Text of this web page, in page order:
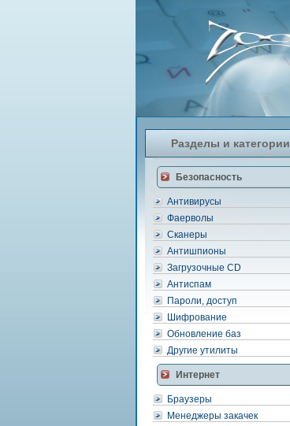
Разделы и категории
Безопасность
Антивирусы
Фаерволы
Сканеры
Антишпионы
Загрузочные CD
Антиспам
Пароли, доступ
Шифрование
Обновление баз
Другие утилиты
Интернет
Браузеры
Менеджеры закачек